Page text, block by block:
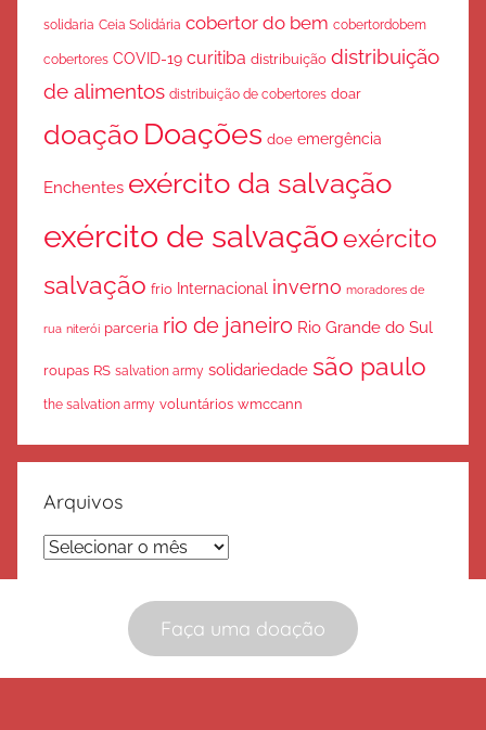
Faça uma doação
solidaria Ceia Solidária cobertor do bem cobertordobem
cobertores COVID-19 curitiba distribuição distribuição
de alimentos distribuição de cobertores doar
doação Doações doe emergência
Enchentes exército da salvação
exército de salvaçãoexército
salvação frio Internacional inverno moradores de
rua niterói parceria rio de janeiro Rio Grande do Sul
roupas RS salvation army solidariedade são paulo
the salvation army voluntários wmccann
Arquivos
Arquivos